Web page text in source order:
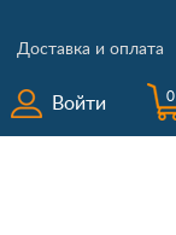
Доставка и оплата
Войти 0